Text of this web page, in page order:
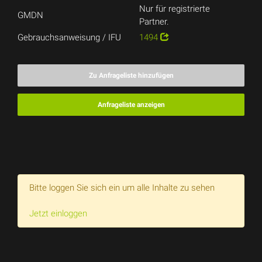
GMDN
Nur für registrierte
Partner.
Gebrauchsanweisung / IFU
1494
Zu Anfrageliste hinzufügen
Anfrageliste anzeigen
Bitte loggen Sie sich ein um alle Inhalte zu sehen
Jetzt einloggen